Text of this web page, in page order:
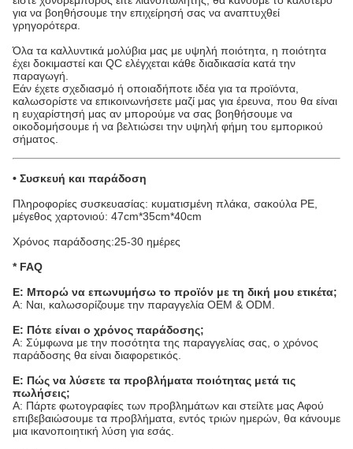
για να βοηθήσουμε την επιχείρησή σας να αναπτυχθεί
γρηγορότερα.
Όλα τα καλλυντικά μολύβια μας με υψηλή ποιότητα, η ποιότητα
έχει δοκιμαστεί και QC ελέγχεται κάθε διαδικασία κατά την
παραγωγή.
Εάν έχετε σχεδιασμό ή οποιαδήποτε ιδέα για τα προϊόντα,
καλωσορίστε να επικοινωνήσετε μαζί μας για έρευνα, που θα είναι
η ευχαρίστησή μας αν μπορούμε να σας βοηθήσουμε να
οικοδομήσουμε ή να βελτιώσει την υψηλή φήμη του εμπορικού
σήματος.
• Συσκευή και παράδοση
Πληροφορίες συσκευασίας: κυματισμένη πλάκα, σακούλα PE,
μέγεθος χαρτονιού: 47cm*35cm*40cm
Χρόνος παράδοσης:25-30 ημέρες
* FAQ
Ε: Μπορώ να επωνυμήσω το προϊόν με τη δική μου ετικέτα;
Α: Ναι, καλωσορίζουμε την παραγγελία OEM & ODM.
Ε: Πότε είναι ο χρόνος παράδοσης;
Α: Σύμφωνα με την ποσότητα της παραγγελίας σας, ο χρόνος
παράδοσης θα είναι διαφορετικός.
Ε: Πώς να λύσετε τα προβλήματα ποιότητας μετά τις
πωλήσεις;
Α: Πάρτε φωτογραφίες των προβλημάτων και στείλτε μας Αφού
επιβεβαιώσουμε τα προβλήματα, εντός τριών ημερών, θα κάνουμε
μια ικανοποιητική λύση για εσάς.